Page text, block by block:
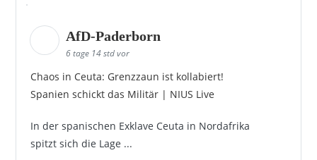
AfD-Paderborn
6 tage 14 std vor
Chaos in Ceuta: Grenzzaun ist kollabiert!
Spanien schickt das Militär | NIUS Live
In der spanischen Exklave Ceuta in Nordafrika
spitzt sich die Lage ...